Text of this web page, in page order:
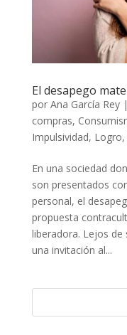
El desapego
por Ana García Rey|
compras,
Impulsividad, Logro,
En una sociedad
son presentados
personal, el
propuesta
liberadora. Lejos
una invitación al...